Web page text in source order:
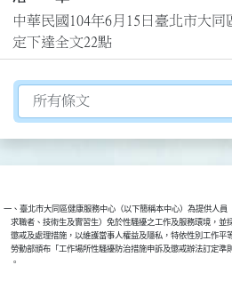
中華民國104年6月15日臺北市大
定下達全文22點
切換選擇法規資訊內容
一、臺北市大同區健康服務中心（以下簡稱本中心）為提供人員
求職者、技術生及實習生）免於性騷擾之工作及服務環境，並
懲戒及處理措施，以維護當事人權益及隱私，特依性別工作
勞動部頒布「工作場所性騷擾防治措施申訴及懲戒辦法訂定